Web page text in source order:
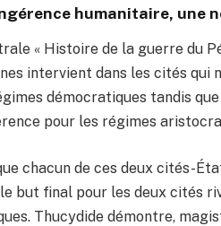
humanitaire, une
« Histoire de la guerre du
intervient dans les cités qui
démocratiques tandis
pour les régimes
chacun de ces deux cités-
but final pour les deux cités
Thucydide démontre,